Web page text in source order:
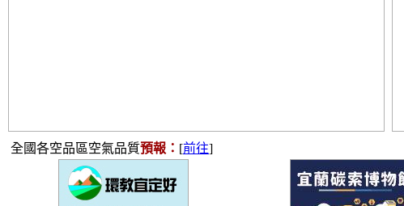
全國各空品區空氣品質預報： [前往]